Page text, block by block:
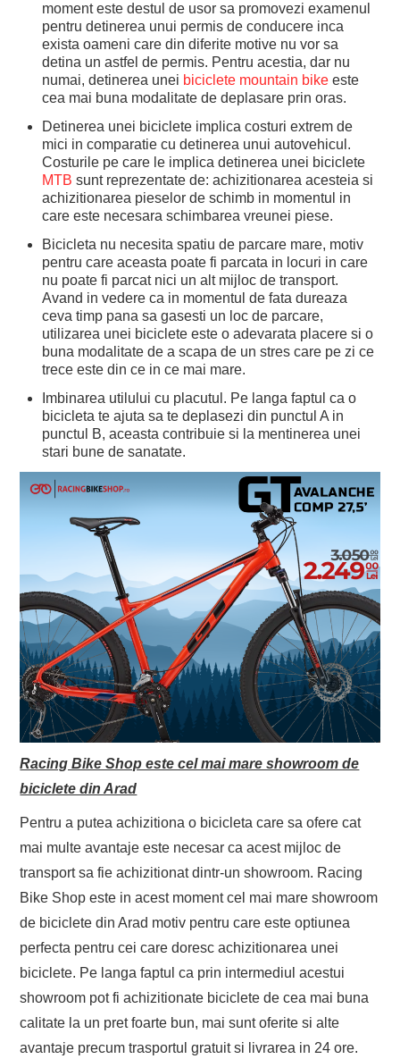
moment este destul de usor sa promovezi examenul
pentru detinerea unui permis de conducere inca
exista oameni care din diferite motive nu vor sa
detina un astfel de permis. Pentru acestia, dar nu
numai, detinerea unei biciclete mountain bike este
cea mai buna modalitate de deplasare prin oras.
Detinerea unei biciclete implica costuri extrem de
mici in comparatie cu detinerea unui autovehicul.
Costurile pe care le implica detinerea unei biciclete
MTB sunt reprezentate de: achizitionarea acesteia si
achizitionarea pieselor de schimb in momentul in
care este necesara schimbarea vreunei piese.
Bicicleta nu necesita spatiu de parcare mare, motiv
pentru care aceasta poate fi parcata in locuri in care
nu poate fi parcat nici un alt mijloc de transport.
Avand in vedere ca in momentul de fata dureaza
ceva timp pana sa gasesti un loc de parcare,
utilizarea unei biciclete este o adevarata placere si o
buna modalitate de a scapa de un stres care pe zi ce
trece este din ce in ce mai mare.
Imbinarea utilului cu placutul. Pe langa faptul ca o
bicicleta te ajuta sa te deplasezi din punctul A in
punctul B, aceasta contribuie si la mentinerea unei
stari bune de sanatate.
Racing Bike Shop este cel mai mare showroom de
biciclete din Arad
Pentru a putea achizitiona o bicicleta care sa ofere cat
mai multe avantaje este necesar ca acest mijloc de
transport sa fie achizitionat dintr-un showroom. Racing
Bike Shop este in acest moment cel mai mare showroom
de biciclete din Arad motiv pentru care este optiunea
perfecta pentru cei care doresc achizitionarea unei
biciclete. Pe langa faptul ca prin intermediul acestui
showroom pot fi achizitionate biciclete de cea mai buna
calitate la un pret foarte bun, mai sunt oferite si alte
avantaje precum trasportul gratuit si livrarea in 24 ore.